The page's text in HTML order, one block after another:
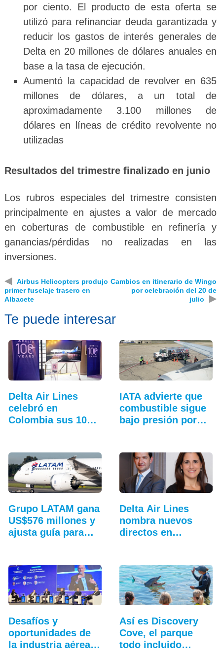
por ciento. El producto de esta oferta se
utilizó para refinanciar deuda garantizada y
reducir los gastos de interés generales de
Delta en 20 millones de dólares anuales en
base a la tasa de ejecución.
Aumentó la capacidad de revolver en 635
millones de dólares, a un total de
aproximadamente 3.100 millones de
dólares en líneas de crédito revolvente no
utilizadas
Resultados del trimestre finalizado en junio
Los rubros especiales del trimestre consisten
principalmente en ajustes a valor de mercado
en coberturas de combustible en refinería y
ganancias/pérdidas no realizadas en las
inversiones.
◀
Airbus Helicopters produjo
primer fuselaje trasero en
Albacete
Cambios en itinerario de Wingo
por celebración del 20 de
julio
▶
Te puede interesar
Delta Air Lines
celebró en
Colombia sus 100
IATA advierte que
combustible sigue
bajo presión por…
Grupo LATAM gana
US$576 millones y
ajusta guía para
Delta Air Lines
nombra nuevos
directos en
Desafíos y
oportunidades de
la industria aérea
Así es Discovery
Cove, el parque
todo incluido